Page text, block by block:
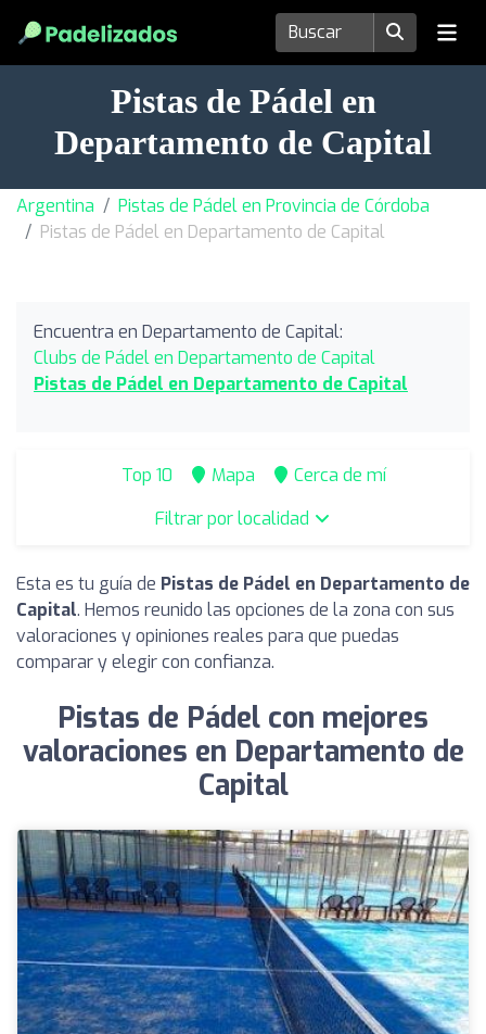
Pistas de Pádel en
Departamento de Capital
Argentina
Pistas de Pádel en Provincia de Córdoba
Pistas de Pádel en Departamento de Capital
Encuentra en Departamento de Capital:
Clubs de Pádel en Departamento de Capital
Pistas de Pádel en Departamento de Capital
Top 10 Mapa
Cerca de mí
Filtrar por localidad
Esta es tu guía de Pistas de Pádel en Departamento de
Capital. Hemos reunido las opciones de la zona con sus
valoraciones y opiniones reales para que puedas
comparar y elegir con confianza.
Pistas de Pádel con mejores
valoraciones en Departamento de
Capital